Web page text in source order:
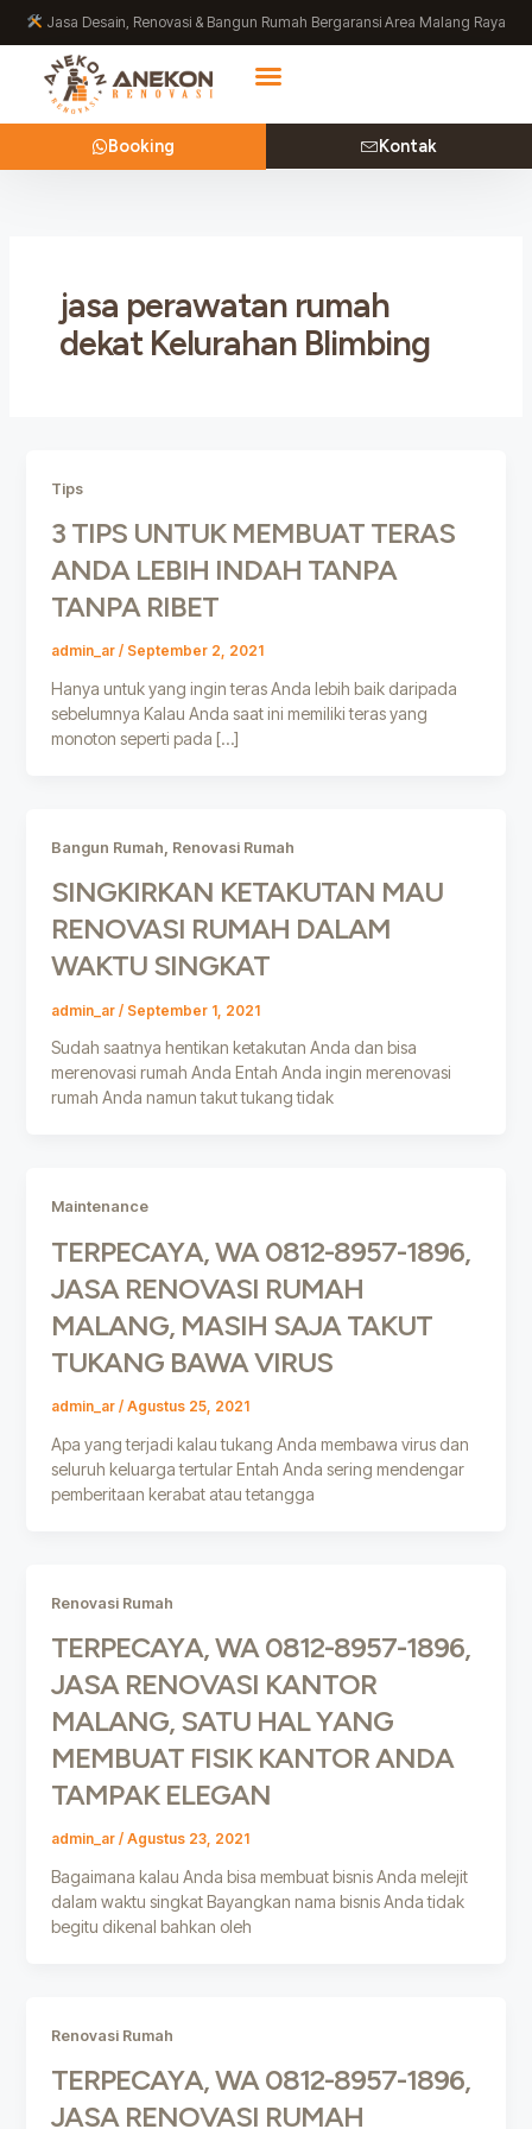
Lewati
Jasa Desain, Renovasi & Bangun Rumah Bergaransi Area Malang Raya
Booking Kontak
jasa perawatan rumah
dekat Kelurahan Blimbing
Tips
3 TIPS UNTUK MEMBUAT TERAS
ANDA LEBIH INDAH TANPA
TANPA RIBET
admin_ar / September 2, 2021
Hanya untuk yang ingin teras Anda lebih baik daripada
sebelumnya Kalau Anda saat ini memiliki teras yang
monoton seperti pada […]
Bangun Rumah Renovasi Rumah
SINGKIRKAN KETAKUTAN MAU
RENOVASI RUMAH DALAM
WAKTU SINGKAT
admin_ar / September 1, 2021
Sudah saatnya hentikan ketakutan Anda dan bisa
merenovasi rumah Anda Entah Anda ingin merenovasi
rumah Anda namun takut tukang tidak
Maintenance
TERPECAYA, WA 0812-8957-1896,
JASA RENOVASI RUMAH
MALANG, MASIH SAJA TAKUT
TUKANG BAWA VIRUS
admin_ar / Agustus 25, 2021
Apa yang terjadi kalau tukang Anda membawa virus dan
seluruh keluarga tertular Entah Anda sering mendengar
pemberitaan kerabat atau tetangga
Renovasi Rumah
TERPECAYA, WA 0812-8957-1896,
JASA RENOVASI KANTOR
MALANG, SATU HAL YANG
MEMBUAT FISIK KANTOR ANDA
TAMPAK ELEGAN
admin_ar / Agustus 23, 2021
Bagaimana kalau Anda bisa membuat bisnis Anda melejit
dalam waktu singkat Bayangkan nama bisnis Anda tidak
begitu dikenal bahkan oleh
Renovasi Rumah
TERPECAYA, WA 0812-8957-1896,
JASA RENOVASI RUMAH